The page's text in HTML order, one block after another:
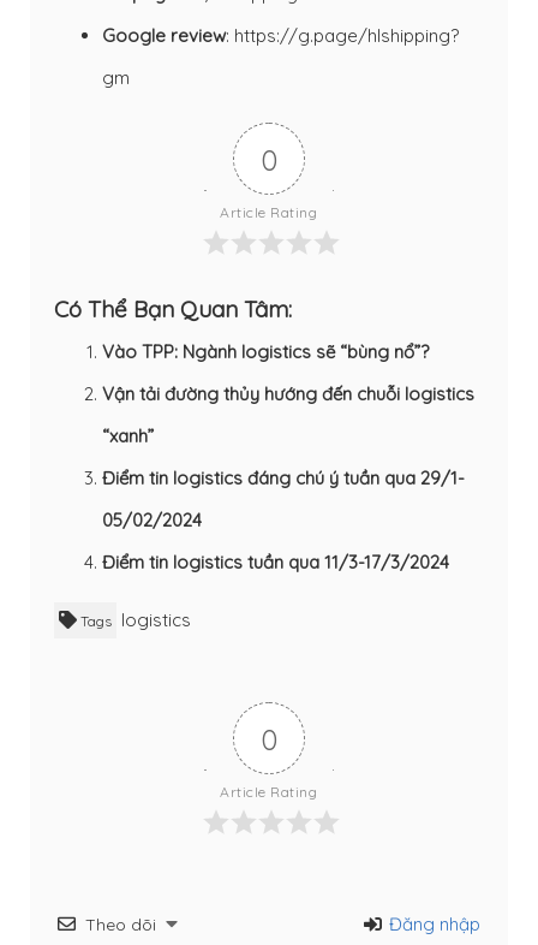
Google review: https://g.page/hlshipping?
gm
0
Article Rating
Có Thể Bạn Quan Tâm:
Vào TPP: Ngành logistics sẽ “bùng nổ”?
Vận tải đường thủy hướng đến chuỗi logistics
“xanh”
Điểm tin logistics đáng chú ý tuần qua 29/1-
05/02/2024
Điểm tin logistics tuần qua 11/3-17/3/2024
Tags logistics
0
Article Rating
Theo dõi Đăng nhập